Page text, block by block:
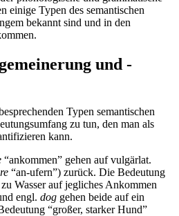
einige Typen des semantischen
bekannt sind und in den
und -
Typen semantischen
zu tun, den man als
kann.
“ankommen” gehen auf vulgärlat.
“an-ufern”) zurück. Die Bedeutung
Wasser auf jegliches Ankommen
engl. dog gehen beide auf ein
“großer, starker Hund”